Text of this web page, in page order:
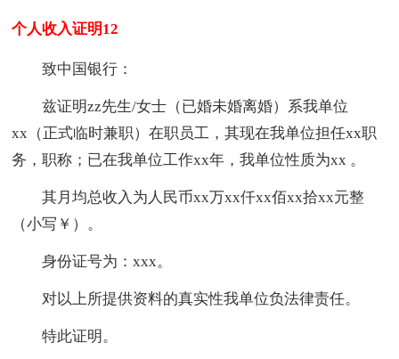
个人收入证明12
致中国银行：
兹证明zz先生/女士（已婚未婚离婚）系我单位
xx（正式临时兼职）在职员工，其现在我单位担任xx职
务，职称；已在我单位工作xx年，我单位性质为xx 。
其月均总收入为人民币xx万xx仟xx佰xx拾xx元整
（小写￥）。
身份证号为：xxx。
对以上所提供资料的真实性我单位负法律责任。
特此证明。